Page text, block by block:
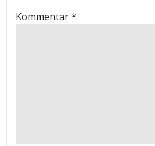
Kommentar*